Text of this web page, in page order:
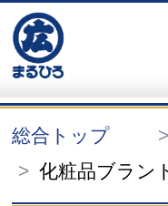
総合トップ
化粧品ブラン